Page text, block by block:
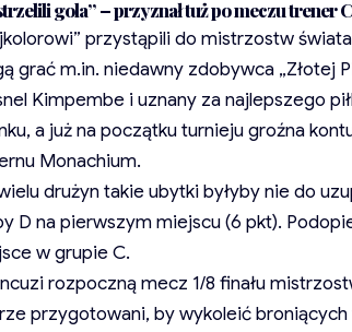
gola” – przyznał tuż po meczu trener
przystąpili do mistrzostw
grać m.in. niedawny zdobywca „Złotej
Kimpembe i uznany za najlepszego
a już na początku turnieju groźna
Monachium.
drużyn takie ubytki byłyby nie do
D na pierwszym miejscu (6 pkt).
w grupie C.
rozpoczną mecz 1/8 finału
przygotowani, by wykoleić broniących